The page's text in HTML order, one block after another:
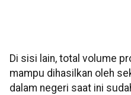
Di sisi lain, total volume
mampu dihasilkan oleh
dalam negeri saat ini